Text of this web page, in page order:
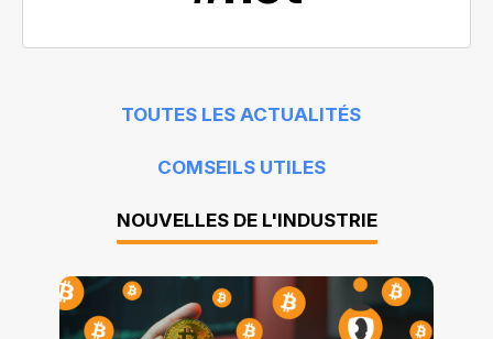
TOUTES LES ACTUALITÉS
COMSEILS UTILES
NOUVELLES DE L'INDUSTRIE